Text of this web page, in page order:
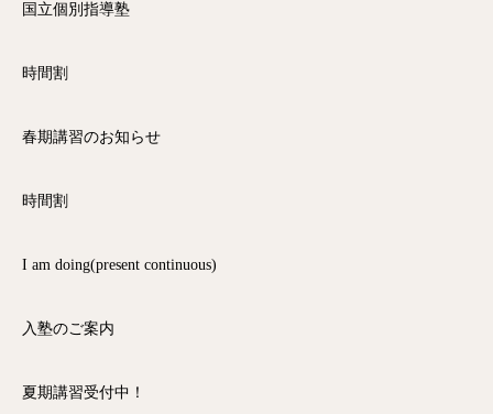
国立個別指導塾
時間割
春期講習のお知らせ
時間割
I am doing(present continuous)
入塾のご案内
夏期講習受付中！